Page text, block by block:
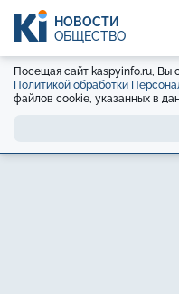
НОВОСТИ
ОБЩЕСТВО
Посещая сайт kaspyinfo.ru, Вы
Политикой обработки
файлов cookie, указанных в